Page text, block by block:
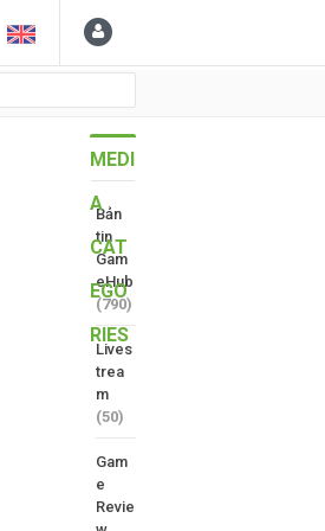
MEDI
A
CAT
EGO
RIES
Bản
tin
Gam
eHub
(790)
Lives
trea
m
(50)
Gam
e
Revie